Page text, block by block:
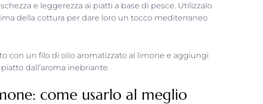
e leggerezza ai piatti a base di pesce. Utilizzalo
della cottura per dare loro un tocco mediterraneo
con un filo di olio aromatizzato al limone e aggiungi
dall’aroma inebriante.
come usarlo al meglio